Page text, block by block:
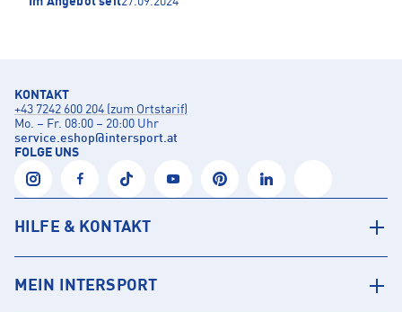
KONTAKT
+43 7242 600 204 (zum Ortstarif)
Mo. – Fr. 08:00 – 20:00 Uhr
service.eshop@intersport.at
FOLGE UNS
HILFE & KONTAKT
MEIN INTERSPORT